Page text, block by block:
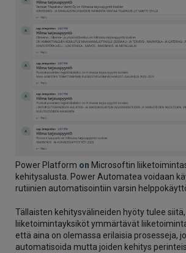
Power Platform on Microsoftin
kehitysalusta. Power Automatea voidaan
rutiinien automatisointiin varsin
Tällaisten kehitysvälineiden hyöty tulee
liiketoimintayksiköt ymmärtävät
että aina on olemassa erilaisia prosesseja,
automatisoida mutta joiden kehitys